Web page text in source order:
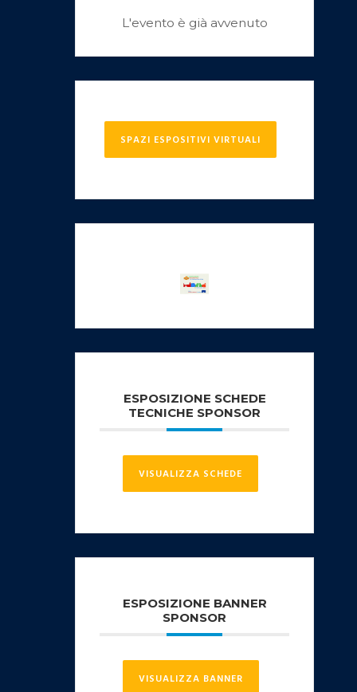
L'evento è già avvenuto
SPAZI ESPOSITIVI VIRTUALI
ESPOSIZIONE SCHEDE
TECNICHE SPONSOR
VISUALIZZA SCHEDE
ESPOSIZIONE BANNER
SPONSOR
VISUALIZZA BANNER